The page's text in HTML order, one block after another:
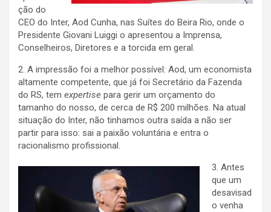
ção do
CEO do Inter, Aod Cunha, nas Suítes do Beira Rio, onde o
Presidente Giovani Luiggi o apresentou a Imprensa,
Conselheiros, Diretores e a torcida em geral.
2. A impressão foi a melhor possível: Aod, um economista
altamente competente, que já foi Secretário da Fazenda
do RS, tem expertise para gerir um orçamento do
tamanho do nosso, de cerca de R$ 200 milhões. Na atual
situação do Inter, não tinhamos outra saída a não ser
partir para isso: sai a paixão voluntária e entra o
racionalismo profissional.
3. Antes
que um
desavisad
o venha